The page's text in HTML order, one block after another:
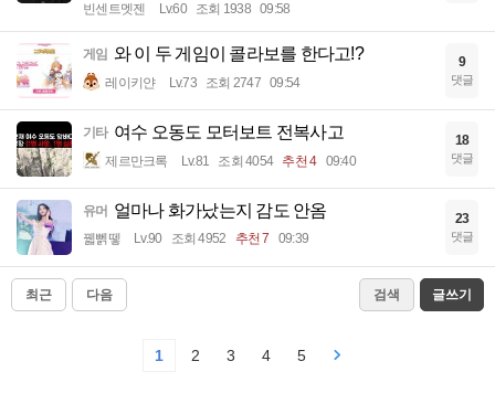
빈센트멧젠 Lv.60 조회 1938 09:58
게임 와 이 두 게임이 콜라보를 한다고!?
레이키얀 Lv.73 조회 2747 09:54
9
댓글
기타 여수 오동도 모터보트 전복사고
제르만크록 Lv.81 조회 4054 추천 4 09:40
18
댓글
유머 얼마나 화가났는지 감도 안옴
꿻뻵뗗 Lv.90 조회 4952 추천 7 09:39
23
댓글
최근 다음 검색 글쓰기
1 2 3 4 5